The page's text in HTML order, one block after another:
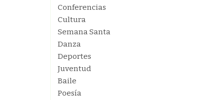
Conferencias
Cultura
Semana Santa
Danza
Deportes
Juventud
Baile
Poesía